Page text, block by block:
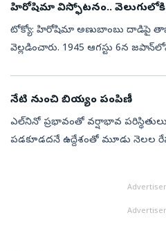
హిరోషిమా విస్ఫోటనం..
టోక్యో: హిరోషిమా అణుబాంబు దాడిపై
వెల్లడించారు. 1945 ఆగస్టు 6న
నేటి నుంచి బియ్యం పంపిణీ
ఎల్‌నినో ప్రభావంతో వర్షాభావ
పడకూడదనే ఉద్దేశంతో మూడు నెలల